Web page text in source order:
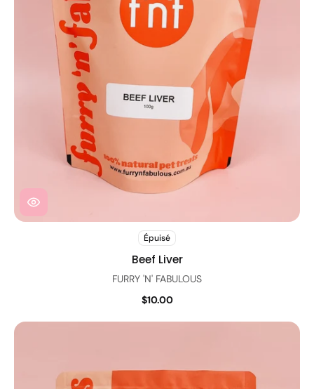
Épuisé
Beef Liver
FURRY 'N' FABULOUS
$10.00